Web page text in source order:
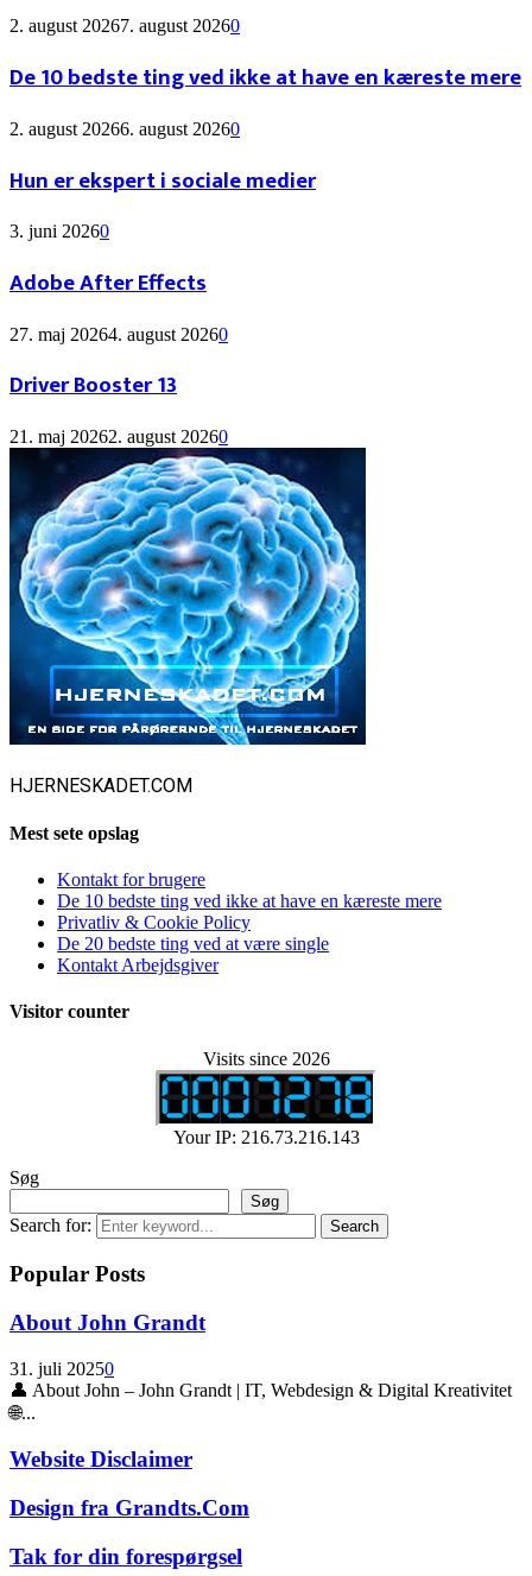
2. august 20267. august 20260
De 10 bedste ting ved ikke at have en kæreste mere
2. august 20266. august 20260
Hun er ekspert i sociale medier
3. juni 20260
Adobe After Effects
27. maj 20264. august 20260
Driver Booster 13
21. maj 20262. august 20260
HJERNESKADET.COM
Mest sete opslag
Kontakt for brugere
De 10 bedste ting ved ikke at have en kæreste mere
Privatliv & Cookie Policy
De 20 bedste ting ved at være single
Kontakt Arbejdsgiver
Visitor counter
Visits since 2026
Your IP: 216.73.216.143
Søg
Søg
Search for: Search
Popular Posts
About John Grandt
31. juli 20250
👤 About John – John Grandt | IT, Webdesign & Digital Kreativitet
🌐...
Website Disclaimer
Design fra Grandts.Com
Tak for din forespørgsel